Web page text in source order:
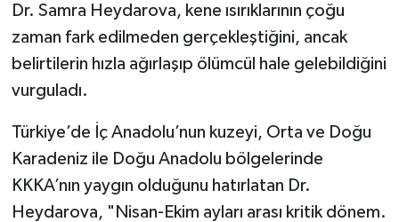
Dr. Samra Heydarova, kene ısırıklarının çoğu
zaman fark edilmeden gerçekleştiğini, ancak
belirtilerin hızla ağırlaşıp ölümcül hale gelebildiğini
vurguladı.
Türkiye’de İç Anadolu’nun kuzeyi, Orta ve Doğu
Karadeniz ile Doğu Anadolu bölgelerinde
KKKA’nın yaygın olduğunu hatırlatan Dr.
Heydarova, "Nisan-Ekim ayları arası kritik dönem.